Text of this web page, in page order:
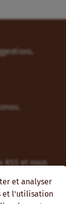
et analyser
et l'utilisation
RSS et nous